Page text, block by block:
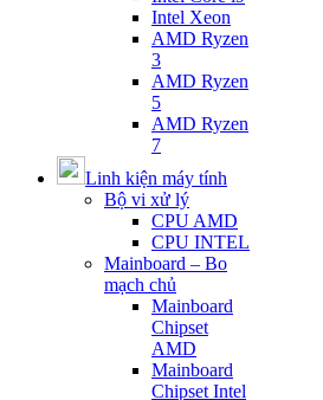
Intel Xeon
AMD Ryzen
3
AMD Ryzen
5
AMD Ryzen
7
Linh kiện máy tính
Bộ vi xử lý
CPU AMD
CPU INTEL
Mainboard – Bo
mạch chủ
Mainboard
Chipset
AMD
Mainboard
Chipset Intel